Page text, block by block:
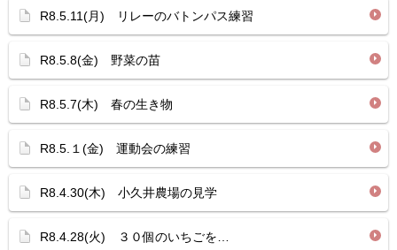
R8.5.11(月) リレーのバトンパス練習
R8.5.8(金) 野菜の苗
R8.5.7(木) 春の生き物
R8.5.１(金) 運動会の練習
R8.4.30(木) 小久井農場の見学
R8.4.28(火) ３０個のいちごを…